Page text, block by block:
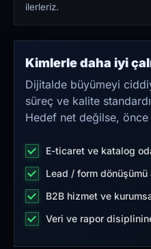
ilerleriz.
Kimlerle daha iyi
Dijitalde büyümeyi
süreç ve kalite
Hedef net değilse,
E-ticaret ve katalog
Lead / form
B2B hizmet ve
Veri ve rapor